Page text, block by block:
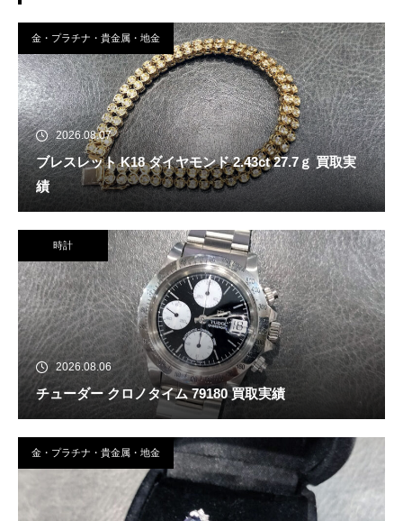
金・プラチナ・貴金属・地金
2026.08.07
ブレスレット K18 ダイヤモンド 2.43ct 27.7ｇ 買取実
績
時計
2026.08.06
チューダー クロノタイム 79180 買取実績
金・プラチナ・貴金属・地金